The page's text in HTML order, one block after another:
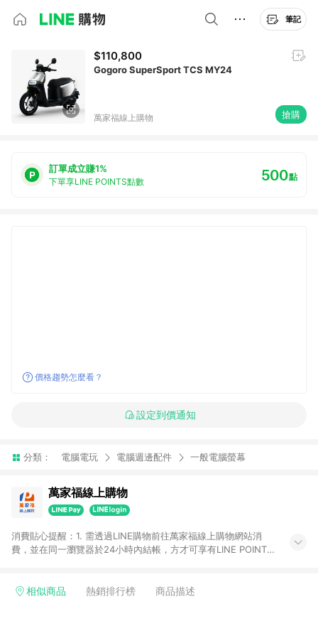
筆記
$110,800
Gogoro SuperSport TCS MY24
萬家福線上購物 搶購
訂單成立賺1%
下單享LINE POINTS點數 500點
價格趨勢怎麼看？
設定到價通知
分類： 電腦電玩 電腦週邊配件 一般電腦螢幕
萬家福線上購物
消費貼心提醒：1. 需透過LINE購物前往萬家福線上購物網站消
費，並在同一瀏覽器於24小時內結帳，方才可享有LINE POINTS
4. 不具回饋資格種類商品：電子禮券。 5. 回饋點數計算將排除訂
相似商品 熱銷排行榜 商品描述